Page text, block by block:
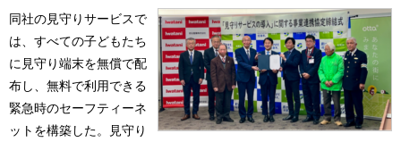
同社の見守りサービスで
は、すべての子どもたち
に見守り端末を無償で配
布し、無料で利用できる
緊急時のセーフティーネ
ットを構築した。見守り